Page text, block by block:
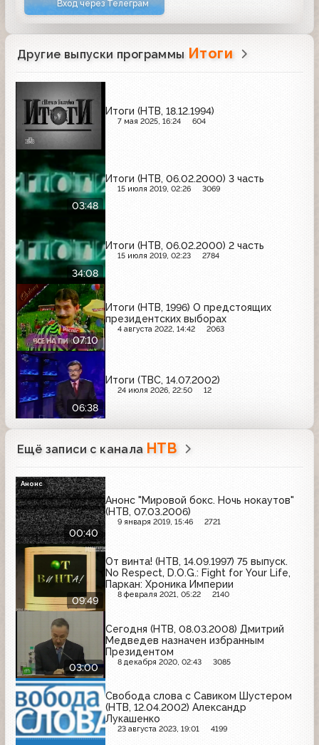
Вход через Телеграм
Другие выпуски программы Итоги
Итоги (НТВ, 18.12.1994)
7 мая 2025, 16:24 604
03:48
Итоги (НТВ, 06.02.2000) 3 часть
15 июля 2019, 02:26 3069
34:08
Итоги (НТВ, 06.02.2000) 2 часть
15 июля 2019, 02:23 2784
07:10
Итоги (НТВ, 1996) О предстоящих
президентских выборах
4 августа 2022, 14:42 2063
06:38
Итоги (ТВС, 14.07.2002)
24 июля 2026, 22:50 12
Ещё записи с канала НТВ
00:40
Анонс "Мировой бокс. Ночь нокаутов"
(НТВ, 07.03.2006)
9 января 2019, 15:46 2721
Анонс
09:49
От винта! (НТВ, 14.09.1997) 75 выпуск.
No Respect, D.O.G.: Fight for Your Life,
Паркан: Хроника Империи
8 февраля 2021, 05:22 2140
03:00
Сегодня (НТВ, 08.03.2008) Дмитрий
Медведев назначен избранным
Президентом
8 декабря 2020, 02:43 3085
Свобода слова с Савиком Шустером
(НТВ, 12.04.2002) Александр
Лукашенко
23 августа 2023, 19:01 4199